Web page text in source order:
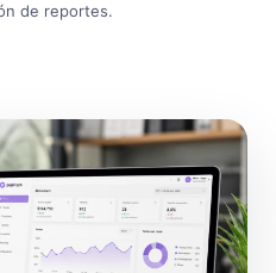
de reportes.